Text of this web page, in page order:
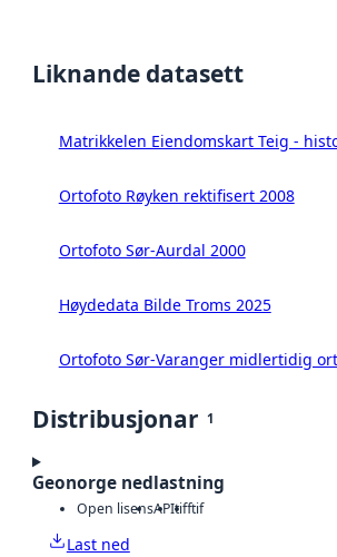
Liknande datasett
Matrikkelen Eiendomskart Teig -
Ortofoto Røyken rektifisert 2008
Ortofoto Sør-Aurdal 2000
Høydedata Bilde Troms 2025
Ortofoto Sør-Varanger midlertidig
Distribusjonar 1
Geonorge nedlastning
Open lisensAPItifftif
Last ned